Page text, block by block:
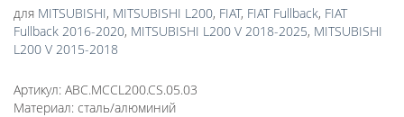
для MITSUBISHI, MITSUBISHI L200, FIAT, FIAT Fullback, FIAT
Fullback 2016-2020, MITSUBISHI L200 V 2018-2025, MITSUBISHI
L200 V 2015-2018
Артикул: ABC.MCCL200.CS.05.03
Материал: сталь/алюминий